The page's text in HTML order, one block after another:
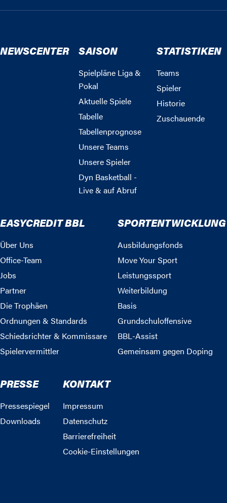
NEWSCENTER SAISON
Spielpläne Liga &
Pokal
Aktuelle Spiele
Tabelle
Tabellenprognose
Unsere Teams
Unsere Spieler
Dyn Basketball -
Live & auf Abruf
STATISTIKEN
Teams
Spieler
Historie
Zuschauende
EASYCREDIT BBL
Über Uns
Office-Team
Jobs
Partner
Die Trophäen
Ordnungen & Standards
Schiedsrichter & Kommissare
Spielervermittler
SPORTENTWICKLUNG
Ausbildungsfonds
Move Your Sport
Leistungssport
Weiterbildung
Basis
Grundschuloffensive
BBL-Assist
Gemeinsam gegen Doping
PRESSE
Pressespiegel
Downloads
KONTAKT
Impressum
Datenschutz
Barrierefreiheit
Cookie-Einstellungen